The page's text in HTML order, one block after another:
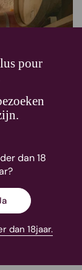
pour
dan 18
dan 18jaar.